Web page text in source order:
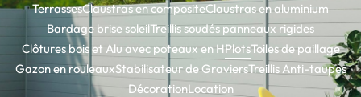
TerrassesClaustras en compositeClaustras en aluminium
Bardage brise soleilTreillis soudés panneaux rigides
Clôtures bois et Alu avec poteaux en HPlotsToiles de paillage
Gazon en rouleauxStabilisateur de GraviersTreillis Anti-taupes
DécorationLocation